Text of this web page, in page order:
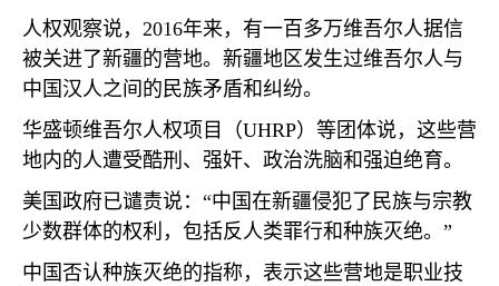
人权观察说， 2016年来，有一百多万维吾尔人据信
被关进了新疆的营地。新疆地区发生过维吾尔人与
中国汉人之间的民族矛盾和纠纷。
华盛顿维吾尔人权项目（UHRP）等团体说，这些营
地内的人遭受酷刑、强奸、政治洗脑和强迫绝育。
美国政府已谴责说：“中国在新疆侵犯了民族与宗教
少数群体的权利，包括反人类罪行和种族灭绝。”
中国否认种族灭绝的指称，表示这些营地是职业技